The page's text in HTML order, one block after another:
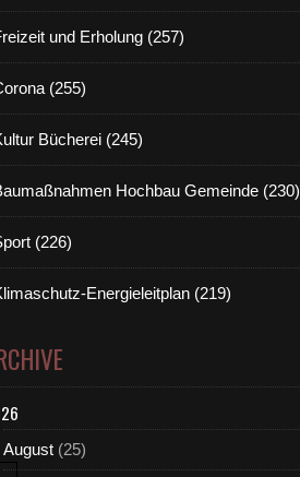
und Erholung (257)
(255)
Bücherei (245)
Hochbau Gemeinde (230)
(226)
Energieleitplan (219)
August (25)